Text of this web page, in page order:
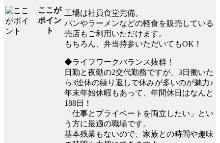
ここが
ポイン
ト
工場は社員食堂完備。
パンやラーメンなどの軽食を販売している
売店もご利用いただけます。
もちろん、弁当持参いただいてもOK！
◆ライフワークバランス抜群！
日勤と夜勤の2交代勤務ですが、3日働いた
ら3連休の繰り返しで休みが多いのが魅力♪
年末年始休暇もあって、年間休日はなんと
188日！
「仕事とプライベートを両立したい」とい
う方に最適の職場です。
基本残業もないので、家族との時間や趣味